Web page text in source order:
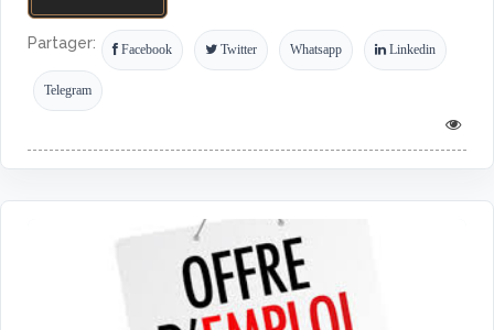
Partager: Facebook Twitter Whatsapp Linkedin
Telegram